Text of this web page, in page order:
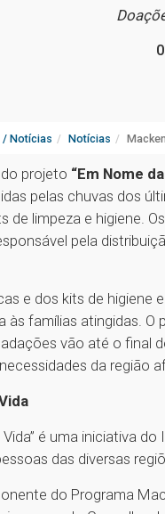
/ Notícias Notícias
projeto “Em Nome
pelas chuvas dos
de limpeza e higiene.
pela
e dos kits de higiene
às famílias atingidas.
vão até o final
da região
Vida” é uma iniciativa
das diversas
do Programa